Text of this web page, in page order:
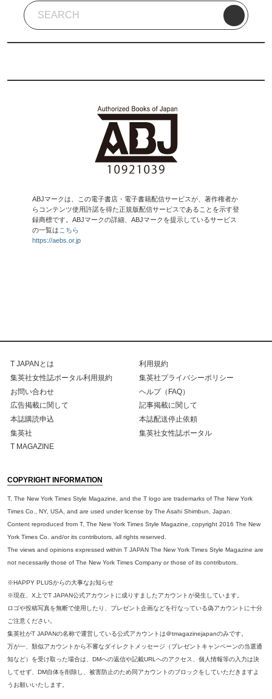
ABJマークは、この電子書店・電子書籍配信サービスが、著作権者か
らコンテンツ使用許諾を得た正規版配信サービスであることを示す登
録商標です。ABJマークの詳細、ABJマークを提示しているサービス
の一覧は こちら
https://aebs.or.jp
T JAPANとは
利用規約
集英社女性誌ポータル利用規約
集英社プライバシーポリシー
お問い合わせ
ヘルプ（FAQ）
広告掲載に関して
記事掲載に関して
本誌購読申込
本誌配送停止依頼
集英社
集英社女性誌ポータル
T MAGAZINE
COPYRIGHT INFORMATION
T, The New York Times Style Magazine, and the T logo are trademarks of The New York
Times Co., NY, USA, and are used under license by The Asahi Shimbun, Japan.
Content reproduced from T, The New York Times Style Magazine, copyright 2016 The New
York Times Co. and/or its contributors, all rights reserved.
The views and opinions expressed within T JAPAN The New York Times Style Magazine are
not necessarily those of The New York Times Company or those of its contributors.
※HAPPY PLUSからの大事なお知らせ
※現在、X上でT JAPAN公式アカウントに成りすましたアカウントが発生しています。
ロゴや投稿写真を無断で使用したり、プレゼント企画などを行なっている偽アカウントに十分
ご注意ください。
集英社がT JAPANの名称で運営している公式アカウントは＠tmagazinejapanのみです。
万が一、類似アカウントから不審なダイレクトメッセージ（プレゼントキャンペーンの当選通
知など）を受け取った場合は、DMへの返信や記載URLへのアクセス、個人情報等の入力は決
してせず、DM自体を削除し、被害防止のため同アカウントのブロックをしていただきますよ
うお願いいたします。